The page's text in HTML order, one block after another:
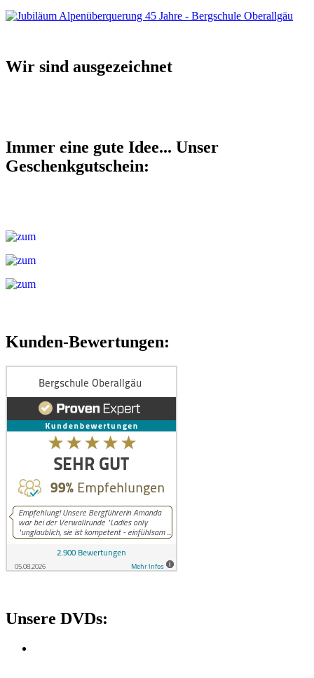
Wir sind ausgezeichnet
Immer eine gute Idee... Unser
Geschenkgutschein:
Kunden-Bewertungen:
Unsere DVDs: